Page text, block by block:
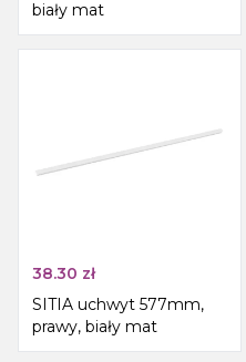
biały mat
38.30 zł
SITIA uchwyt 577mm,
prawy, biały mat